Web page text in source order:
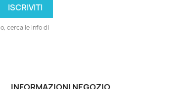
cerca le info di